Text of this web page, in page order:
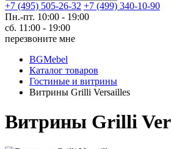
+7 (495) 505-26-32 +7 (499) 340-10-90
Пн.-пт. 10:00 - 19:00
сб. 11:00 - 19:00
перезвоните мне
BGMebel
Каталог товаров
Гостиные и витрины
Витрины Grilli Versailles
Витрины Grilli